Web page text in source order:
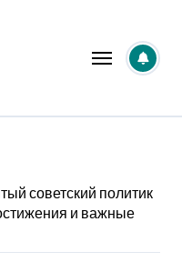
советский политик
и важные